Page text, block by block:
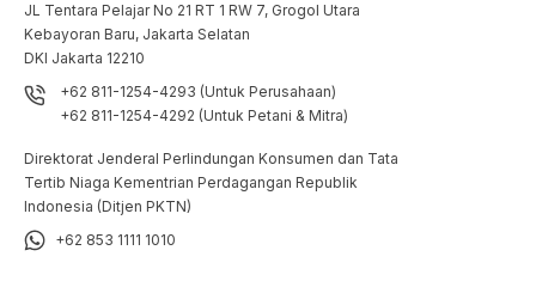
JL Tentara Pelajar No 21 RT 1 RW 7, Grogol Utara
Kebayoran Baru, Jakarta Selatan
DKI Jakarta 12210
+62 811-1254-4293 (Untuk Perusahaan)
+62 811-1254-4292 (Untuk Petani & Mitra)
Direktorat Jenderal Perlindungan Konsumen dan Tata
Tertib Niaga Kementrian Perdagangan Republik
Indonesia (Ditjen PKTN)
+62 853 1111 1010